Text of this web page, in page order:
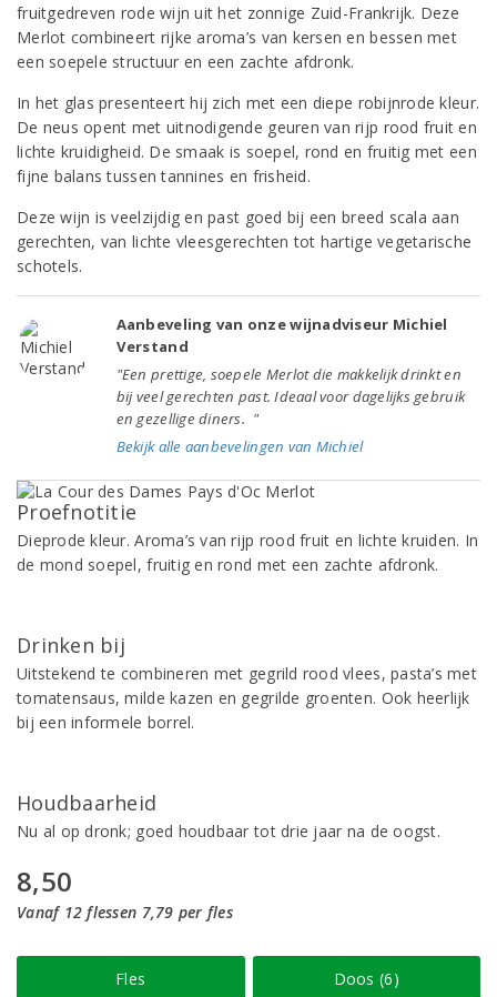
fruitgedreven rode wijn uit het zonnige Zuid-Frankrijk. Deze
Merlot combineert rijke aroma’s van kersen en bessen met
een soepele structuur en een zachte afdronk.
In het glas presenteert hij zich met een diepe robijnrode kleur.
De neus opent met uitnodigende geuren van rijp rood fruit en
lichte kruidigheid. De smaak is soepel, rond en fruitig met een
fijne balans tussen tannines en frisheid.
Deze wijn is veelzijdig en past goed bij een breed scala aan
gerechten, van lichte vleesgerechten tot hartige vegetarische
schotels.
Aanbeveling van onze wijnadviseur Michiel
Verstand
"Een prettige, soepele Merlot die makkelijk drinkt en
bij veel gerechten past. Ideaal voor dagelijks gebruik
en gezellige diners. "
Bekijk alle aanbevelingen van Michiel
Proefnotitie
Dieprode kleur. Aroma’s van rijp rood fruit en lichte kruiden. In
de mond soepel, fruitig en rond met een zachte afdronk.
Drinken bij
Uitstekend te combineren met gegrild rood vlees, pasta’s met
tomatensaus, milde kazen en gegrilde groenten. Ook heerlijk
bij een informele borrel.
Houdbaarheid
Nu al op dronk; goed houdbaar tot drie jaar na de oogst.
8,50
Vanaf 12 flessen 7,79 per fles
Fles Doos (6)